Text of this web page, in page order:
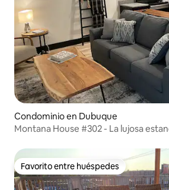
Condominio en Dubuque
Montana House #302 - La lujosa
Favorito entre huéspedes
Favorito entre huéspedes